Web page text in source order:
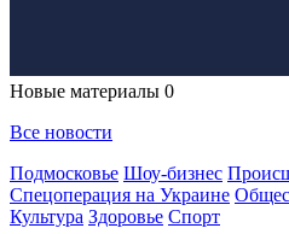
Новые материалы 0
Все новости
Подмосковье Шоу-бизнес
Спецоперация на Украине
Культура Здоровье Спорт